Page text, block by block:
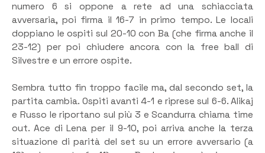
numero 6 si oppone a rete ad una schiacciata
avversaria, poi firma il 16-7 in primo tempo. Le locali
doppiano le ospiti sul 20-10 con Ba (che firma anche il
23-12) per poi chiudere ancora con la free ball di
Silvestre e un errore ospite.
Sembra tutto fin troppo facile ma, dal secondo set, la
partita cambia. Ospiti avanti 4-1 e riprese sul 6-6. Alikaj
e Russo le riportano sul più 3 e Scandurra chiama time
out. Ace di Lena per il 9-10, poi arriva anche la terza
situazione di parità del set su un errore avversario (a